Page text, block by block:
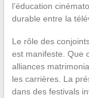
l’éducation
durable entre la
Le rôle des
est manifeste. Que
alliances
les carrières. La
dans des festivals